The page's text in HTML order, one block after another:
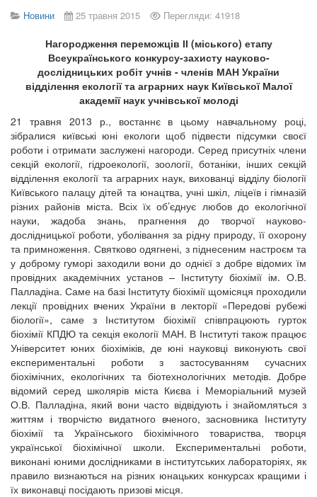
Новини 25 травня 2015 Перегляди: 41918
Нагородження переможців ІІ (міського) етапу
Всеукраїнського конкурсу-захисту науково-
дослідницьких робіт учнів - членів МАН України
відділення екології та аграрних наук Київської Малої
академії наук учнівської молоді
21 травня 2013 р., востаннє в цьому навчальному році,
зібралися київські юні екологи щоб підвести підсумки своєї
роботи і отримати заслужені нагороди. Серед присутніх члени
секцій екології, гідроекології, зоології, ботаніки, інших секцій
відділення екології та аграрних наук, вихованці відділу біології
Київського палацу дітей та юнацтва, учні шкіл, ліцеїв і гімназій
різних районів міста. Всіх їх об’єднує любов до екологічної
науки, жадоба знань, прагнення до творчої науково-
дослідницької роботи, уболівання за рідну природу, її охорону
та примноження. Святково одягнені, з піднесеним настроєм та
у доброму гуморі заходили вони до однієї з добре відомих їм
провідних академічних установ – Інституту біохімії ім. О.В.
Палладіна. Саме на базі Інституту біохімії щомісяця проходили
лекції провідних вчених України в лекторії «Передові рубежі
біології», саме з Інститутом біохімії співпрацюють гурток
біохімії КПДЮ та секція екології МАН. В Інституті також працює
Університет юних біохіміків, де юні науковці виконують свої
експериментальні роботи з застосуванням сучасних
біохімічних, екологічних та біотехнологічних методів. Добре
відомий серед школярів міста Києва і Меморіальний музей
О.В. Палладіна, який вони часто відвідують і знайомляться з
життям і творчістю видатного вченого, засновника Інституту
біохімії та Українського біохімічного товариства, творця
української біохімічної школи. Експериментальні роботи,
виконані юними дослідниками в інститутських лабораторіях, як
правило визнаються на різних юнацьких конкурсах кращими і
їх виконавці посідають призові місця.